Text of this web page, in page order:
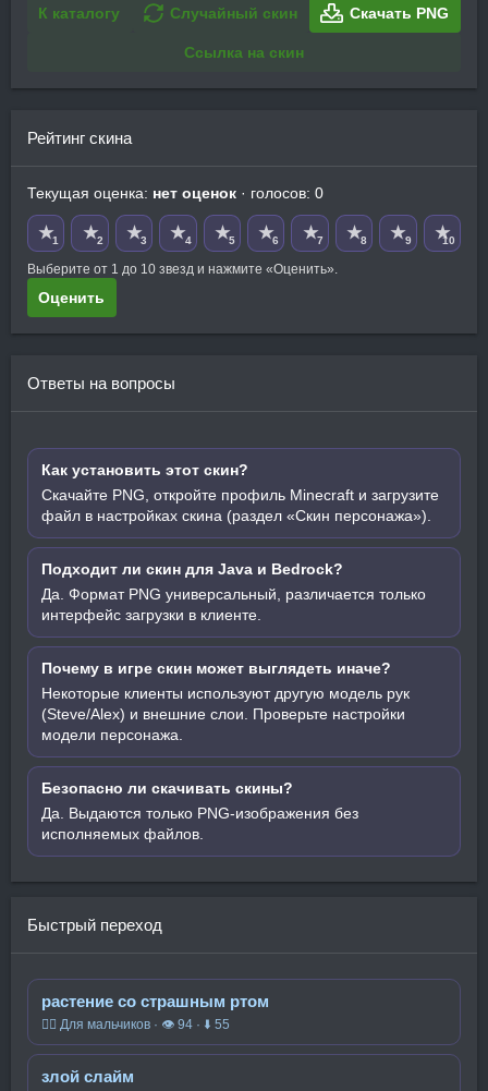
К каталогу Случайный скин Скачать PNG
Ссылка на скин
Рейтинг скина
Текущая оценка: нет оценок · голосов: 0
★1 ★2 ★3 ★4 ★5 ★6 ★7 ★8 ★9 ★10
Выберите от 1 до 10 звезд и нажмите «Оценить».
Оценить
Ответы на вопросы
Как установить этот скин?
Скачайте PNG, откройте профиль Minecraft и загрузите
файл в настройках скина (раздел «Скин персонажа»).
Подходит ли скин для Java и Bedrock?
Да. Формат PNG универсальный, различается только
интерфейс загрузки в клиенте.
Почему в игре скин может выглядеть иначе?
Некоторые клиенты используют другую модель рук
(Steve/Alex) и внешние слои. Проверьте настройки
модели персонажа.
Безопасно ли скачивать скины?
Да. Выдаются только PNG-изображения без
исполняемых файлов.
Быстрый переход
растение со страшным ртом
🧍‍♂️ Для мальчиков · 👁 94 · ⬇ 55
злой слайм